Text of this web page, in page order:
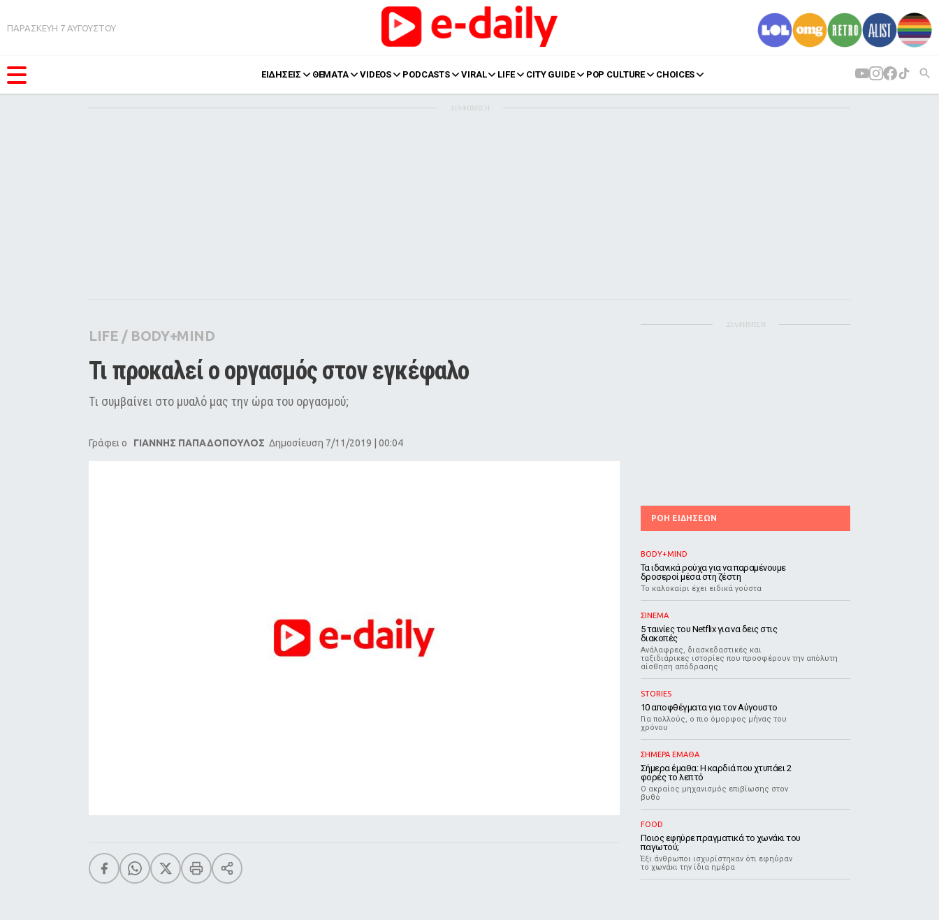
ΠΑΡΑΣΚΕΥΗ 7 ΑΥΓΟΥΣΤΟΥ
ΕΙΔΗΣΕΙΣ ΘΕΜΑΤΑ VIDEOS PODCASTS VIRAL LIFE CITY GUIDE POP CULTURE CHOICES
Pop Culture
Agenda
ΔΙΑΦΗΜΙΣΗ
LIFE / BODY+MIND
Τι προκαλεί ο οpγασμός στον εγκέφαλο
Τι συμβαίνει στο μυαλό μας την ώρα του οργασμού;
Γράφει ο ΓΙΑΝΝΗΣ ΠΑΠΑΔΟΠΟΥΛΟΣ Δημοσίευση 7/11/2019 | 00:04
ΔΙΑΦΗΜΙΣΗ
ΡΟΗ ΕΙΔΗΣΕΩΝ
BODY+MIND
Τα ιδανικά ρούχα για να παραμένουμε
δροσεροί μέσα στη ζέστη
To καλοκαίρι έχει ειδικά γούστα
ΣΙΝΕΜΑ
5 ταινίες του Netflix για να δεις στις
διακοπές
Aνάλαφρες, διασκεδαστικές και
ταξιδιάρικες ιστορίες που προσφέρουν την απόλυτη
αίσθηση απόδρασης
STORIES
10 αποφθέγματα για τον Αύγουστο
Για πολλούς, ο πιο όμορφος μήνας του
χρόνου
ΣΗΜΕΡΑ ΕΜΑΘΑ
Σήμερα έμαθα: Η καρδιά που χτυπάει 2
φορές το λεπτό
Ο ακραίος μηχανισμός επιβίωσης στον
βυθό
FOOD
Ποιος εφηύρε πραγματικά το χωνάκι του
παγωτού;
Έξι άνθρωποι ισχυρίστηκαν ότι εφηύραν
το χωνάκι την ίδια ημέρα